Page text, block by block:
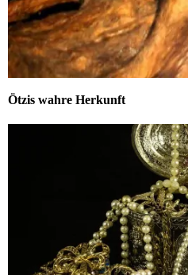
Ötzis wahre Herkunft